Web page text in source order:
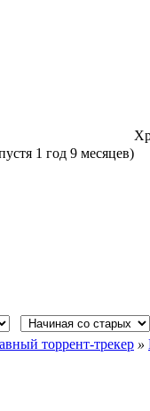
1 год 9 месяцев)
торрент-трекер »